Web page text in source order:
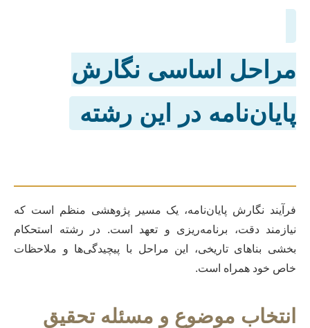
مراحل اساسی نگارش
پایان‌نامه در این رشته
فرآیند نگارش پایان‌نامه، یک مسیر پژوهشی منظم است که
نیازمند دقت، برنامه‌ریزی و تعهد است. در رشته استحکام
بخشی بناهای تاریخی، این مراحل با پیچیدگی‌ها و ملاحظات
خاص خود همراه است.
انتخاب موضوع و مسئله تحقیق